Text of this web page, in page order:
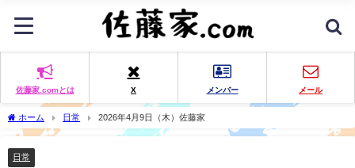
佐藤家.comとは X メンバー メール
ホーム 日常 2026年4月9日（木）佐藤家
日常